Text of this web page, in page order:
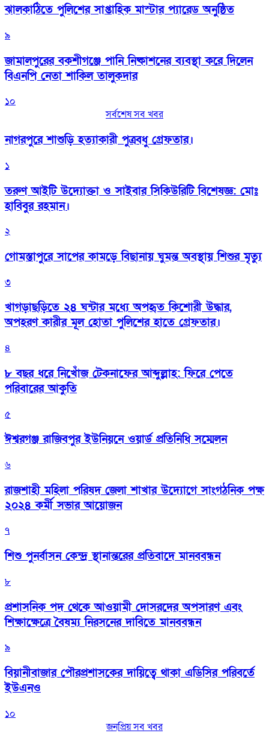
‎ঝালকাঠিতে পুলিশের সাপ্তাহিক মাস্টার প্যারেড অনুষ্ঠিত
৯
জামালপুরের বকশীগঞ্জে পানি নিষ্কাশনের ব্যবস্থা করে দিলেন
বিএনপি নেতা শাকিল তালুকদার
১০
সর্বশেষ সব খবর
নাগরপুরে শাশুড়ি হত্যাকারী পুত্রবধু গ্রেফতার।
১
তরুণ আইটি উদ্যোক্তা ও সাইবার সিকিউরিটি বিশেষজ্ঞ: মোঃ
হাবিবুর রহমান।
২
গোমস্তাপুরে সাপের কামড়ে বিছানায় ঘুমন্ত অবস্থায় শিশুর মৃত্যু
৩
খাগড়াছড়িতে ২৪ ঘন্টার মধ্যে অপহৃত কিশোরী উদ্ধার,
অপহরণ কারীর মূল হোতা পুলিশের হাতে গ্রেফতার।
৪
৮ বছর ধরে নিখোঁজ টেকনাফের আব্দুল্লাহ: ফিরে পেতে
পরিবারের আকুতি
৫
ঈশ্বরগঞ্জ রাজিবপুর ইউনিয়নে ওয়ার্ড প্রতিনিধি সম্মেলন
৬
রাজশাহী মহিলা পরিষদ জেলা শাখার উদ্যোগে সাংগঠনিক পক্ষ
২০২৪ কর্মী সভার আয়োজন
৭
শিশু পুনর্বাসন কেন্দ্র স্থানান্তরের প্রতিবাদে মানববন্ধন
৮
প্রশাসনিক পদ থেকে আওয়ামী দোসরদের অপসারণ এবং
শিক্ষাক্ষেত্রে বৈষম্য নিরসনের দাবিতে মানববন্ধন
৯
বিয়ানীবাজার পৌরপ্রশাসকের দায়িত্বে থাকা এডিসির পরিবর্তে
ইউএনও
১০
জনপ্রিয় সব খবর